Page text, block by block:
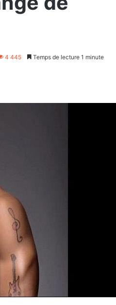
4 445 Temps de lecture 1 minute